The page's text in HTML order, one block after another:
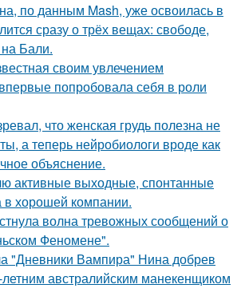
по данным Mash, уже освоилась в
сразу о трёх вещах: свободе,
Бали.
своим увлечением
попробовала себя в роли
что женская грудь полезна не
а теперь нейробиологи вроде как
объяснение.
активные выходные, спонтанные
в хорошей компании.
волна тревожных сообщений о
Феномене".
"Дневники Вампира" Нина добрев
летним австралийским манекенщиком